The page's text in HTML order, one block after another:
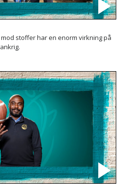
stoffer har en enorm virkning på